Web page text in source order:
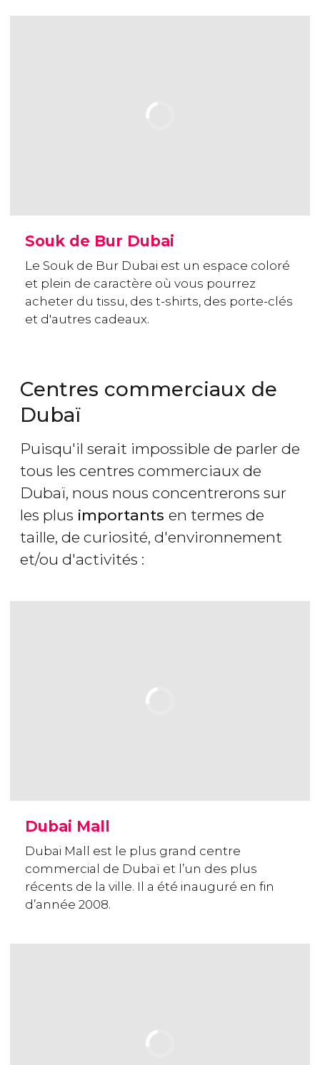
Souk de Bur Dubai
Le Souk de Bur Dubai est un espace coloré
et plein de caractère où vous pourrez
acheter du tissu, des t-shirts, des porte-clés
et d'autres cadeaux.
Centres commerciaux de
Dubaï
Puisqu'il serait impossible de parler de
tous les centres commerciaux de
Dubaï, nous nous concentrerons sur
les plus importants en termes de
taille, de curiosité, d'environnement
et/ou d'activités :
Dubai Mall
Dubai Mall est le plus grand centre
commercial de Dubaï et l’un des plus
récents de la ville. Il a été inauguré en fin
d’année 2008.